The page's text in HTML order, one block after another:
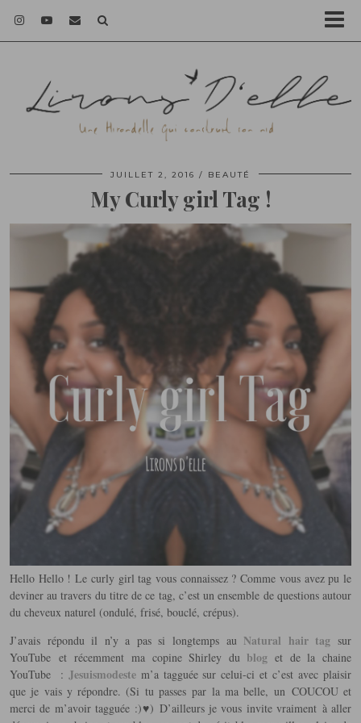
JUILLET 2, 2016 BEAUTÉ
My Curly girl Tag !
Hello Hello ! Le curly girl tag vous connaissez ? Comme vous avez pu le
deviner au travers du titre de ce tag, c’est un ensemble de questions autour
du cheveux naturel (ondulé, frisé, bouclé, crépus).
J’avais répondu il n’y a pas si longtemps au Natural hair tag sur
YouTube et récemment ma copine Shirley du blog et de la chaine
YouTube :Jesuismodeste m’a tagguée sur celui-ci et c’est avec plaisir
que je vais y répondre. (Si tu passes par la ma belle, un COUCOU et
merci de m’avoir tagguée :)♥) D’ailleurs je vous invite vraiment à aller